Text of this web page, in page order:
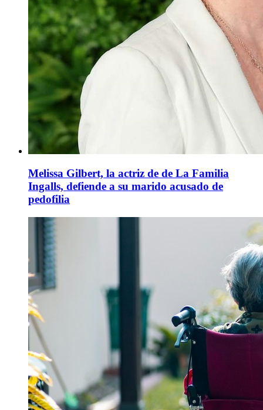
Melissa Gilbert, la actriz de de La Familia
Ingalls, defiende a su marido acusado de
pedofilia